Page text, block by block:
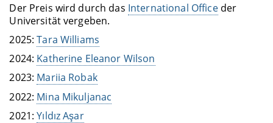
Der Preis wird durch das International Officeder
Universität vergeben.
2025:Tara Williams
2024: Katherine Eleanor Wilson
2023: Mariia Robak
2022: Mina Mikuljanac
2021:Yıldız Aşar